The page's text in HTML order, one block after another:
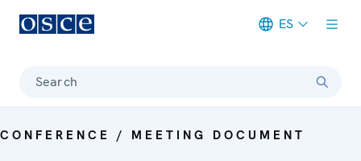
ES
Search
CONFERENCE / MEETING DOCUMENT